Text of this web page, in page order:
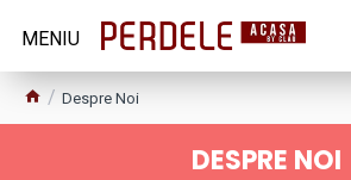
Despre Noi
DESPRE NOI